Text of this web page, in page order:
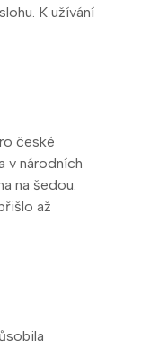
K užívání
české
v národních
na šedou.
až